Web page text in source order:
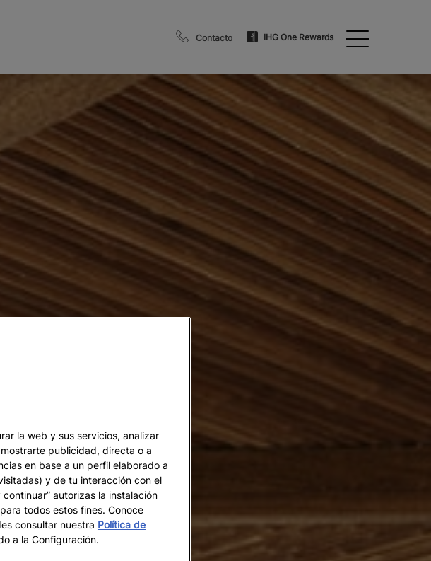
Contacto IHG One Rewards
la web y sus servicios, analizar
publicidad, directa o a
en base a un perfil elaborado a
y de tu interacción con el
autorizas la instalación
todos estos fines. Conoce
consultar nuestra Política de
a la Configuración.